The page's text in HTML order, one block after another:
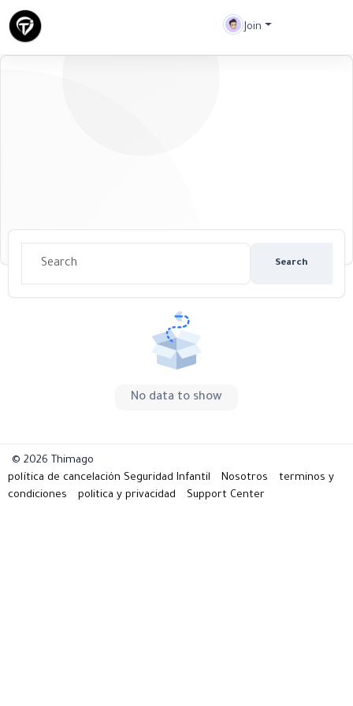
Join
Search
No data to show
© 2026 Thimago
política de cancelación Seguridad Infantil Nosotros
terminos y
condiciones
politica y privacidad Support Center